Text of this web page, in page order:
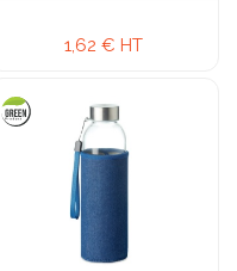
1,62 € HT